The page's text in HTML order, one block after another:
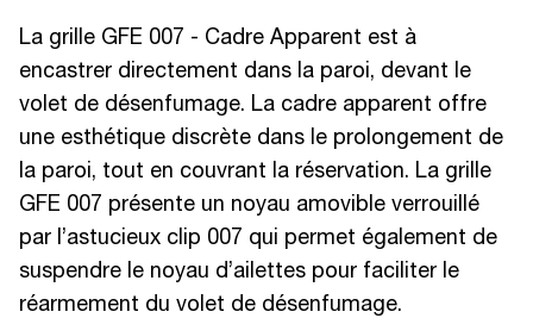
La grille GFE 007 - Cadre Apparent est à
encastrer directement dans la paroi, devant le
volet de désenfumage. La cadre apparent offre
une esthétique discrète dans le prolongement de
la paroi, tout en couvrant la réservation. La grille
GFE 007 présente un noyau amovible verrouillé
par l’astucieux clip 007 qui permet également de
suspendre le noyau d’ailettes pour faciliter le
réarmement du volet de désenfumage.